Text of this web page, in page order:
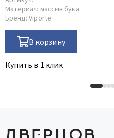
Материал: массив бука
Бренд: Viporte
В корзину
Купить в 1 клик